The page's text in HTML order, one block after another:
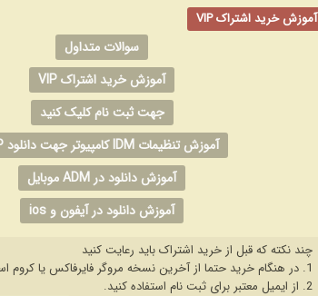
آموزش خرید اشتراک VIP
سوالات متداول
آموزش خرید اشتراک VIP
جهت ثبت نام کلیک کنید
آموزش تنظیمات IDM کامپیوتر جهت دانلود VIP
آموزش دانلود در ADM موبایل
آموزش دانلود در آیفون و ios
چند نکته که قبل از خرید اشتراک باید رعایت کنید
1. در هنگام خرید حتما از آخرین نسخه مروگر فایرفاکس یا کروم استفاده کنید.
2. از ایمیل معتبر برای ثبت نام استفاده کنید.